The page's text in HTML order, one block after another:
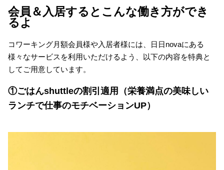
会員＆入居するとこんな働き方ができ
るよ
コワーキング月額会員様や入居者様には、日日novaにある
様々なサービスを利用いただけるよう、以下の内容を特典と
してご用意しています。
①ごはんshuttleの割引適用（栄養満点の美味しい
ランチで仕事のモチベーションUP）